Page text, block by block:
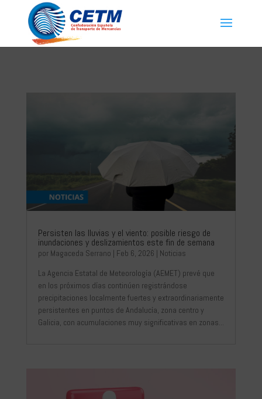
Persisten las lluvias y el viento: posible riesgo de
inundaciones y deslizamientos este fin de semana
por Magaceda Serrano | Feb 6, 2026 | Noticias
La Agencia Estatal de Meteorología (AEMET) prevé que
en los próximos días continúen registrándose
precipitaciones localmente fuertes y extraordinariamente
persistentes en puntos de Andalucía, zona centro y
Galicia, con acumulaciones muy significativas en zonas...